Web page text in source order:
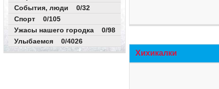
События, люди 0/32
Спорт 0/105
Ужасы нашего городка 0/98
Улыбаемся 0/4026
Хихикалки